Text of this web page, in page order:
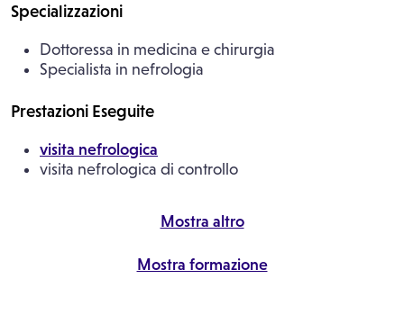
Specializzazioni
Dottoressa in medicina e chirurgia
Specialista in nefrologia
Prestazioni Eseguite
visita nefrologica
visita nefrologica di controllo
Mostra altro
Mostra formazione